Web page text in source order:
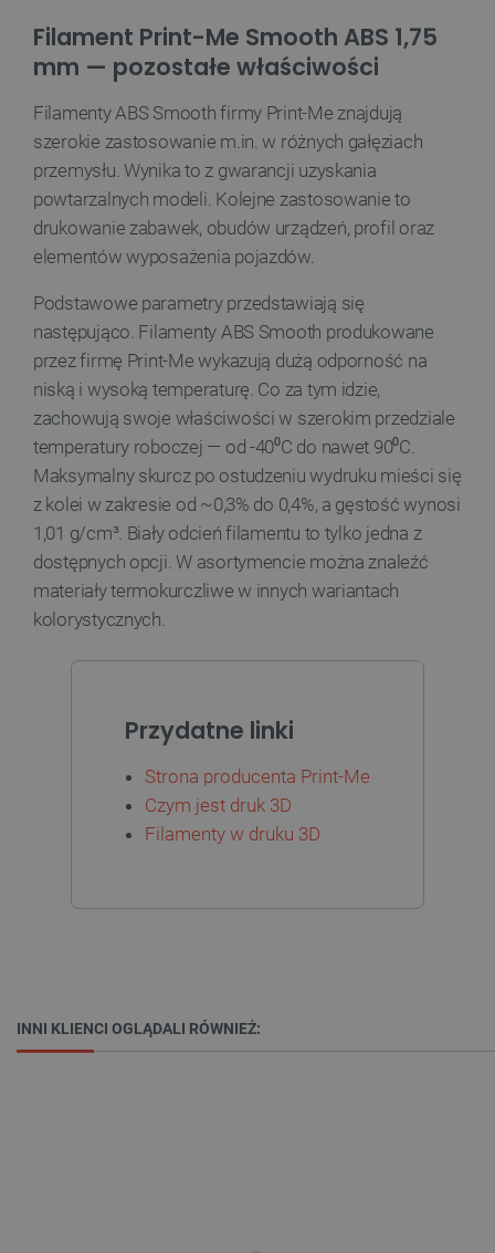
Filament Print-Me Smooth ABS 1,75
mm — pozostałe właściwości
Filamenty ABS Smooth firmy Print-Me znajdują
szerokie zastosowanie m.in. w różnych gałęziach
przemysłu. Wynika to z gwarancji uzyskania
powtarzalnych modeli. Kolejne zastosowanie to
drukowanie zabawek, obudów urządzeń, profil oraz
elementów wyposażenia pojazdów.
Podstawowe parametry przedstawiają się
następująco. Filamenty ABS Smooth produkowane
przez firmę Print-Me wykazują dużą odporność na
niską i wysoką temperaturę. Co za tym idzie,
zachowują swoje właściwości w szerokim przedziale
temperatury roboczej — od -40⁰C do nawet 90⁰C.
Maksymalny skurcz po ostudzeniu wydruku mieści się
z kolei w zakresie od ~0,3% do 0,4%, a gęstość wynosi
1,01 g/cm³. Biały odcień filamentu to tylko jedna z
dostępnych opcji. W asortymencie można znaleźć
materiały termokurczliwe w innych wariantach
kolorystycznych.
Przydatne linki
Strona producenta Print-Me
Czym jest druk 3D
Filamenty w druku 3D
INNI KLIENCI OGLĄDALI RÓWNIEŻ:
.inpost.pl
.webshopapp.com
PHPSESSID
PHP.net